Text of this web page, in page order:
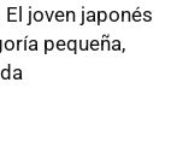
joven japonés
pequeña,